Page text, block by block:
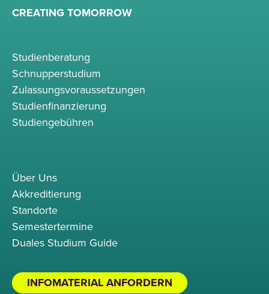
CREATING TOMORROW
Studienberatung
Schnupperstudium
Zulassungsvoraussetzungen
Studienfinanzierung
Studiengebühren
Über Uns
Akkreditierung
Standorte
Semestertermine
Duales Studium Guide
INFOMATERIAL ANFORDERN